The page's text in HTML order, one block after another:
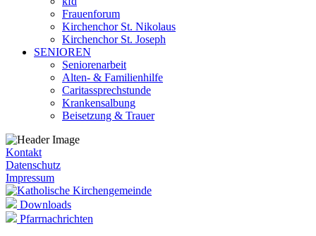
Frauenforum
Kirchenchor St. Nikolaus
Kirchenchor St. Joseph
SENIOREN
Seniorenarbeit
Alten- & Familienhilfe
Caritassprechstunde
Krankensalbung
Beisetzung & Trauer
Kontakt
Datenschutz
Impressum
Downloads
Pfarrnachrichten